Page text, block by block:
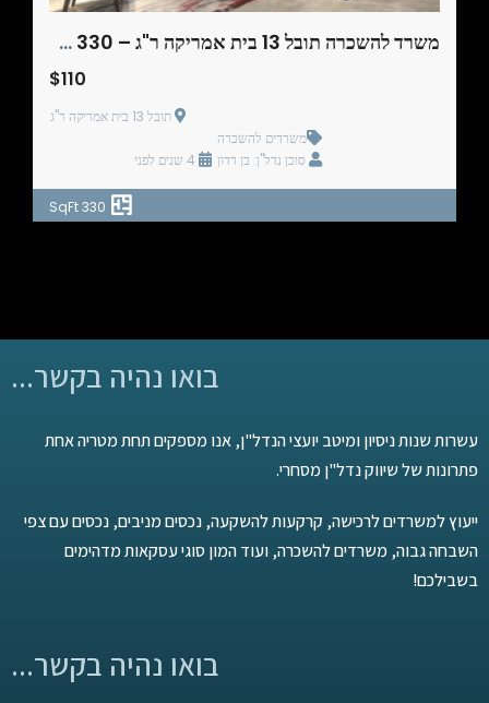
משרד להשכרה תובל 13 בית אמריקה ר"ג – 330 מ"ר
$110
תובל 13 בית אמריקה ר"ג
משרדים להשכרה
סוכן נדל"ן: בן דדון
330 SqFt
בואו נהיה בקשר...
עשרות שנות ניסיון ומיטב יועצי הנדל"ן, אנו מספקים תחת מטריה אחת
פתרונות של שיווק נדל"ן מסחרי.
ייעוץ למשרדים לרכישה, קרקעות להשקעה, נכסים מניבים, נכסים עם צפי
השבחה גבוה, משרדים להשכרה, ועוד המון סוגי עסקאות מדהימים
בשבילכם!
בואו נהיה בקשר...